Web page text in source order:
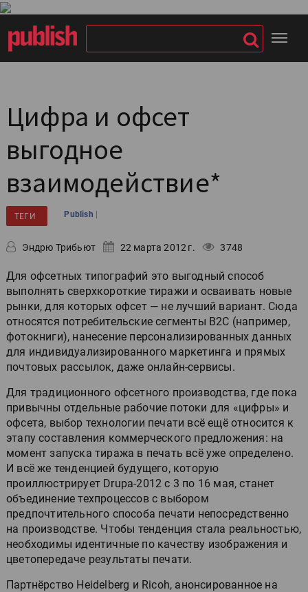
Цифра и офсет
выгодное
взаимодействие*
ТЕГИ Publish |
Эндрю Трибьют 22 марта 2012 г. 3748
Для офсетных типографий это выгодный способ
выполнять сверхкороткие тиражи и осваивать новые
рынки, для которых офсет — не лучший вариант. Сюда
относятся потребительские сегменты B2C (например,
фотокниги), нанесение персонализированных данных
для индивидуализированного маркетинга и прямых
почтовых рассылок, даже онлайн-сервисы.
Для традиционного офсетного производства, где пока
привычны отдельные рабочие потоки для «цифры» и
офсета, выбор технологии печати всё ещё относится к
этапу составления коммерческого предложения: на
момент запуска тиража в печать всё уже определено.
И всё же тенденцией будущего, которую
проиллюстрирует Drupa-2012 с 3 по 16 мая, станет
объединение техпроцессов с выбором
предпочтительного способа печати непосредственно
на производстве. Чтобы тенденция стала реальностью,
необходимы идентичные по качеству изображения и
цветопередаче результаты печати.
Партнёрство Heidelberg и Ricoh, анонсированное на